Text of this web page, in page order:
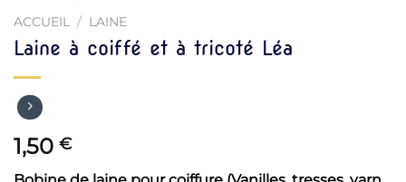
ACCUEIL / LAINE
Laine à coiffé et à tricoté Léa
1,50 €